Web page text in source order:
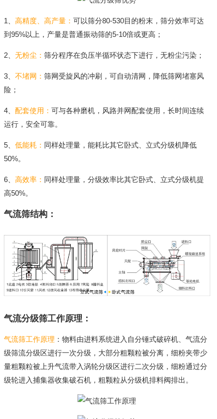
1、 高精度、高产量： 可以筛分80-530目的粉末，筛分效率可达
到95%以上，产量是普通振动筛的5-10倍或更高；
2、 无粉尘： 筛分程序在负压半循环状态下进行，无粉尘污染；
3、 不堵网： 筛网受旋风的冲刷，可自动清网，降低筛网堵塞风
险；
4、 配套使用： 可与各种磨机，风路并网配套使用，长时间连续
运行，安全可靠。
5、 低能耗： 同样处理量，能耗比其它卧式、立式分级机降低
50%。
6、 高效率： 同样处理量，分级效率比其它卧式、立式分级机提
高50%。
气流筛结构：
气流分级筛工作原理：
气流筛工作原理 ：物料由进料系统进入自分锤式破碎机、气流分
级筛流分级区进行一次分级，大部分粗颗粒被分离，细粉夹带少
量粗颗粒被上升气流带入涡轮分级区进行二次分级，细粉通过分
级轮进入捕集器收集破石机，粗颗粒从分级机排料阀排出。